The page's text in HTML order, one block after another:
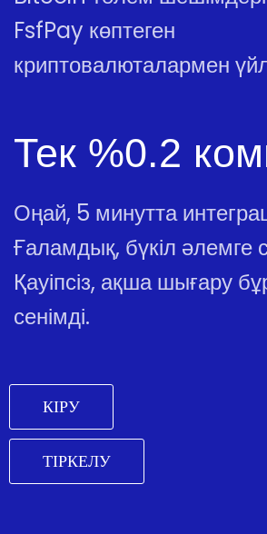
FsfPay көптеген
криптовалюталармен
Тек %0.2
Оңай, 5 минутта
Ғаламдық, бүкіл әлемге
Қауіпсіз, ақша шығару
сенімді.
КІРУ
ТІРКЕЛУ